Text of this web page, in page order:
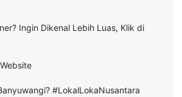
Ingin Dikenal Lebih Luas, Klik di
#LokalLokaNusantara